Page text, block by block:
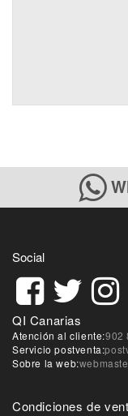
Social
QI Canarias
Atención al cliente:902
Servicio postventa:
Sobre la web:
Condiciones de